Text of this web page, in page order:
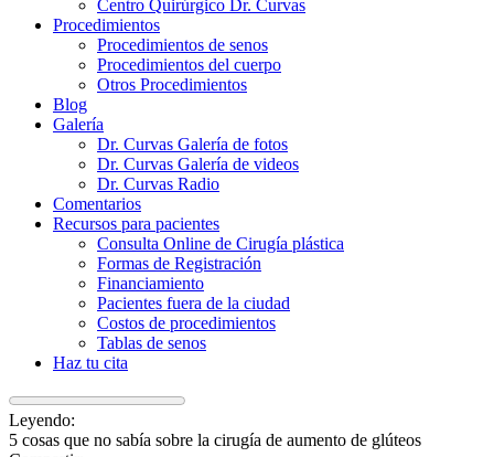
Centro Quirúrgico Dr. Curvas
Procedimientos
Procedimientos de senos
Procedimientos del cuerpo
Otros Procedimientos
Blog
Galería
Dr. Curvas Galería de fotos
Dr. Curvas Galería de videos
Dr. Curvas Radio
Comentarios
Recursos para pacientes
Consulta Online de Cirugía plástica
Formas de Registración
Financiamiento
Pacientes fuera de la ciudad
Costos de procedimientos
Tablas de senos
Haz tu cita
Leyendo:
5 cosas que no sabía sobre la cirugía de aumento de glúteos